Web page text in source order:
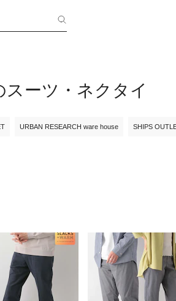
ーツ・ネクタイ
URBAN RESEARCH ware house SHIPS